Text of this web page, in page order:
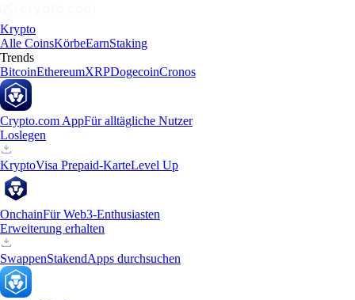
Krypto
Alle CoinsKörbeEarnStaking
Trends
BitcoinEthereumXRPDogecoinCronos
Crypto.com AppFür alltägliche Nutzer
Loslegen
KryptoVisa Prepaid-KarteLevel Up
OnchainFür Web3-Enthusiasten
Erweiterung erhalten
SwappenStakendApps durchsuchen